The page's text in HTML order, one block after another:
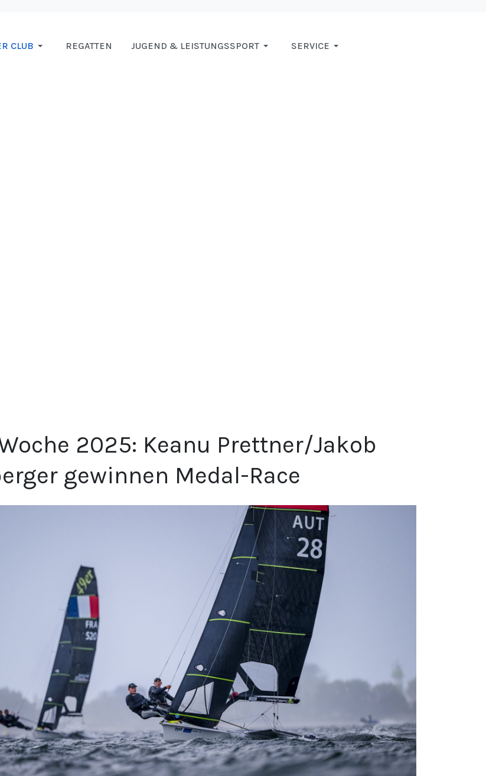
CLUB REGATTEN JUGEND & LEISTUNGSSPORT SERVICE
2025: Keanu Prettner/Jakob
gewinnen Medal-Race